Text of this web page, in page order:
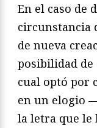
En el caso de
circunstancia
de nueva
posibilidad de
cual optó por
en un elogio
la letra que le